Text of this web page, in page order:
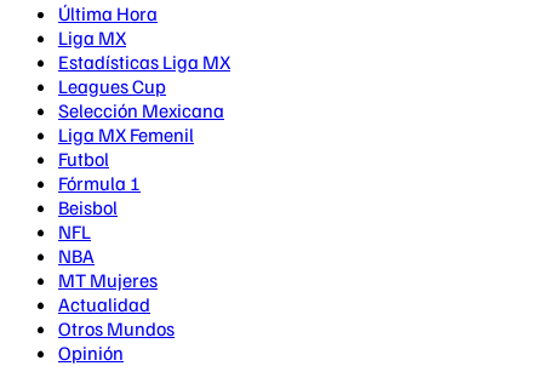
Última Hora
Liga MX
Estadísticas Liga MX
Leagues Cup
Selección Mexicana
Liga MX Femenil
Futbol
Fórmula 1
Beisbol
NFL
NBA
MT Mujeres
Actualidad
Otros Mundos
Opinión